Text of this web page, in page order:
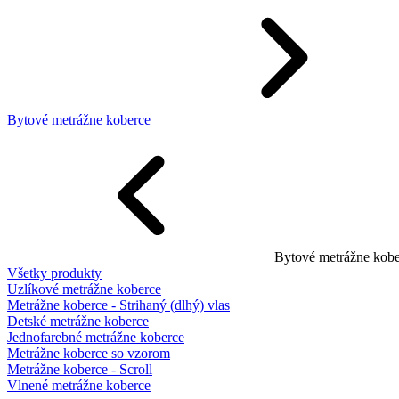
Bytové metrážne koberce
Bytové metrážne
Všetky produkty
Uzlíkové metrážne koberce
Metrážne koberce - Strihaný (dlhý) vlas
Detské metrážne koberce
Jednofarebné metrážne koberce
Metrážne koberce so vzorom
Metrážne koberce - Scroll
Vlnené metrážne koberce